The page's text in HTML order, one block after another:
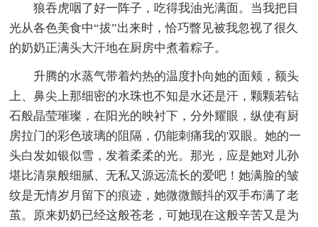
狼吞虎咽了好一阵子，吃得我油光满面。当我把目
光从各色美食中“拔”出来时，恰巧瞥见被我忽视了很久
的奶奶正满头大汗地在厨房中煮着粽子。
升腾的水蒸气带着灼热的温度扑向她的面颊，额头
上、鼻尖上那细密的水珠也不知是水还是汗，颗颗若钻
石般晶莹璀璨，在阳光的映衬下，分外耀眼，纵使有厨
房拉门的彩色玻璃的阻隔，仍能刺痛我的'双眼。她的一
头白发如银似雪，发着柔柔的光。那光，应是她对儿孙
堪比清泉般细腻、无私又源远流长的爱吧！她满脸的皱
纹是无情岁月留下的痕迹，她微微颤抖的双手布满了老
茧。原来奶奶已经这般苍老，可她现在这般辛苦又是为